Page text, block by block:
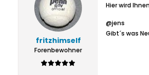
fritzhimself
Forenbewohner
Hier wird
@jens
Gibt´s was